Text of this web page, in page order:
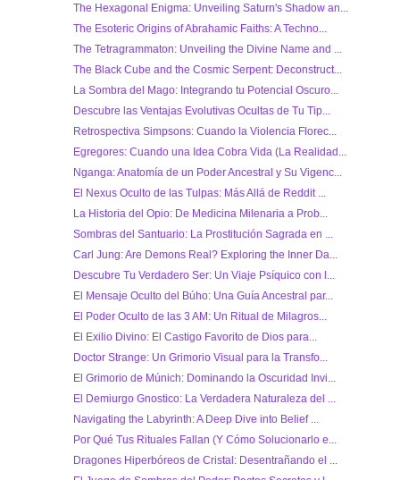
The Hexagonal Enigma: Unveiling Saturn's Shadow an...
The Esoteric Origins of Abrahamic Faiths: A Techno...
The Tetragrammaton: Unveiling the Divine Name and ...
The Black Cube and the Cosmic Serpent: Deconstruct...
La Sombra del Mago: Integrando tu Potencial Oscuro...
Descubre las Ventajas Evolutivas Ocultas de Tu Tip...
Retrospectiva Simpsons: Cuando la Violencia Florec...
Egregores: Cuando una Idea Cobra Vida (La Realidad...
Nganga: Anatomía de un Poder Ancestral y Su Vigenc...
El Nexus Oculto de las Tulpas: Más Allá de Reddit ...
La Historia del Opio: De Medicina Milenaria a Prob...
Sombras del Santuario: La Prostitución Sagrada en ...
Carl Jung: Are Demons Real? Exploring the Inner Da...
Descubre Tu Verdadero Ser: Un Viaje Psíquico con l...
El Mensaje Oculto del Búho: Una Guía Ancestral par...
El Poder Oculto de las 3 AM: Un Ritual de Milagros...
El Exilio Divino: El Castigo Favorito de Dios para...
Doctor Strange: Un Grimorio Visual para la Transfo...
El Grimorio de Múnich: Dominando la Oscuridad Invi...
El Demiurgo Gnostico: La Verdadera Naturaleza del ...
Navigating the Labyrinth: A Deep Dive into Belief ...
Por Qué Tus Rituales Fallan (Y Cómo Solucionarlo e...
Dragones Hiperbóreos de Cristal: Desentrañando el ...